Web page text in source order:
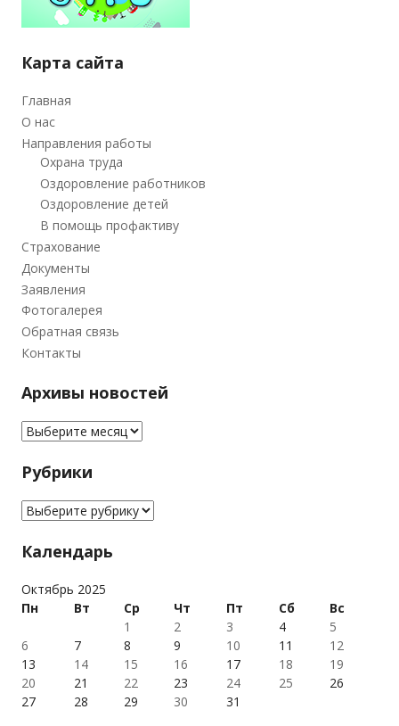
Карта сайта
Главная
О нас
Направления работы
Охрана труда
Оздоровление работников
Оздоровление детей
В помощь профактиву
Страхование
Документы
Заявления
Фотогалерея
Обратная связь
Контакты
Архивы новостей
Архивы новостей
Рубрики
Рубрики
Календарь
Октябрь 2025
Пн
Вт Ср Чт Пт Сб
Вс
1
2 3 4
5
6
7 8 9 10 11
12
13
14 15 16 17 18
19
20
21 22 23 24 25
26
27
28 29 30 31